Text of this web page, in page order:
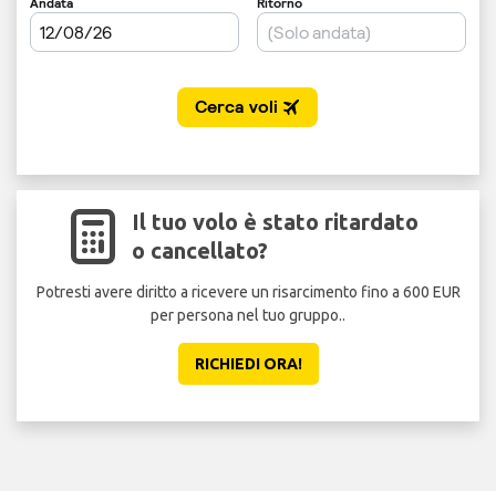
Il tuo volo è stato ritardato
o cancellato?
Potresti avere diritto a ricevere un risarcimento fino a 600 EUR
per persona nel tuo gruppo..
RICHIEDI ORA!